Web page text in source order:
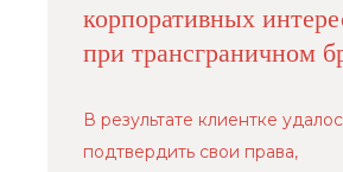
корпоративных
при трансграничном
В результате клиентке
подтвердить свои права,